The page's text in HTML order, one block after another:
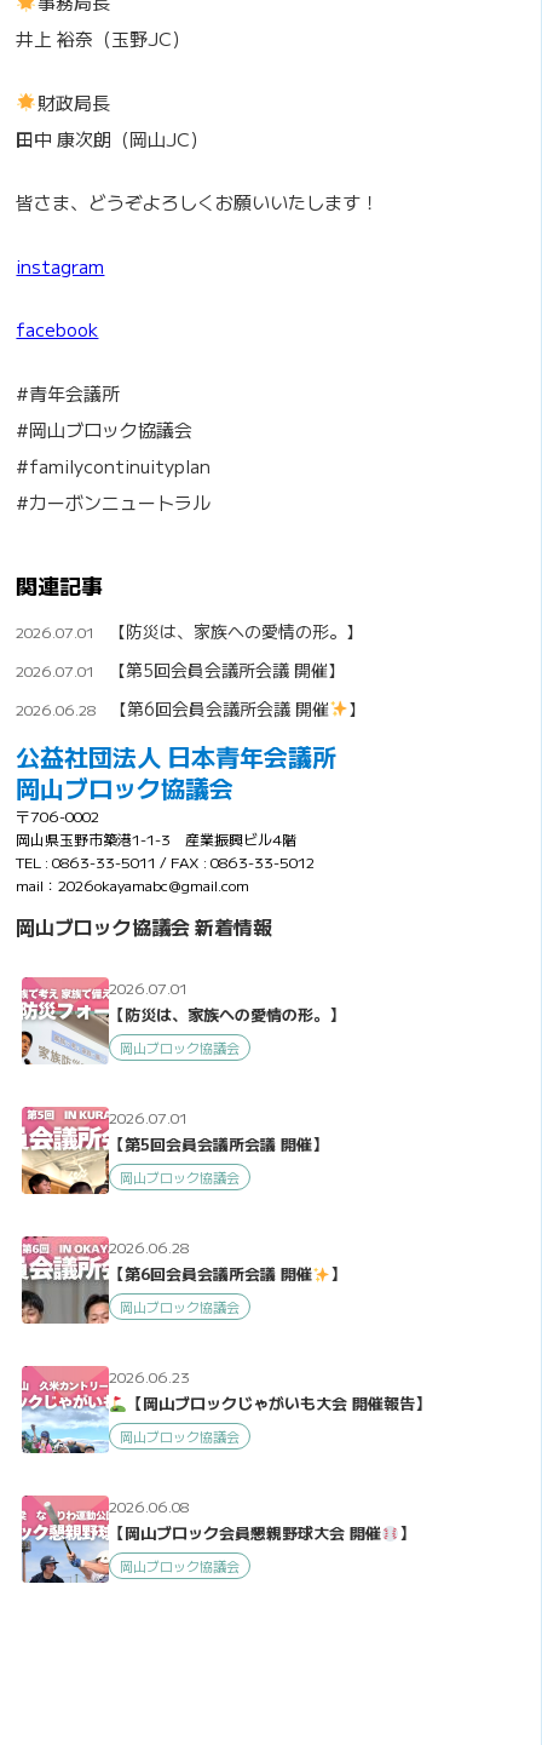
井上 裕奈（玉野JC）
財政局長
田中 康次朗（岡山JC）
皆さま、どうぞよろしくお願いいたします！
instagram
facebook
#青年会議所
#岡山ブロック協議会
#familycontinuityplan
#カーボンニュートラル
関連記事
2026.07.01 【防災は、家族への愛情の形。】
2026.07.01 【第5回会員会議所会議 開催】
2026.06.28 【第6回会員会議所会議 開催 】
公益社団法人 日本青年会議所
岡山ブロック協議会
〒706-0002
岡山県玉野市築港1-1-3 産業振興ビル4階
TEL : 0863-33-5011 / FAX : 0863-33-5012
mail：2026okayamabc@gmail.com
岡山ブロック協議会 新着情報
2026.07.01
【防災は、家族への愛情の形。】
岡山ブロック協議会
2026.07.01
【第5回会員会議所会議 開催】
岡山ブロック協議会
2026.06.28
【第6回会員会議所会議 開催 】
岡山ブロック協議会
2026.06.23
【岡山ブロックじゃがいも大会 開催報告】
岡山ブロック協議会
2026.06.08
【岡山ブロック会員懇親野球大会 開催 】
岡山ブロック協議会